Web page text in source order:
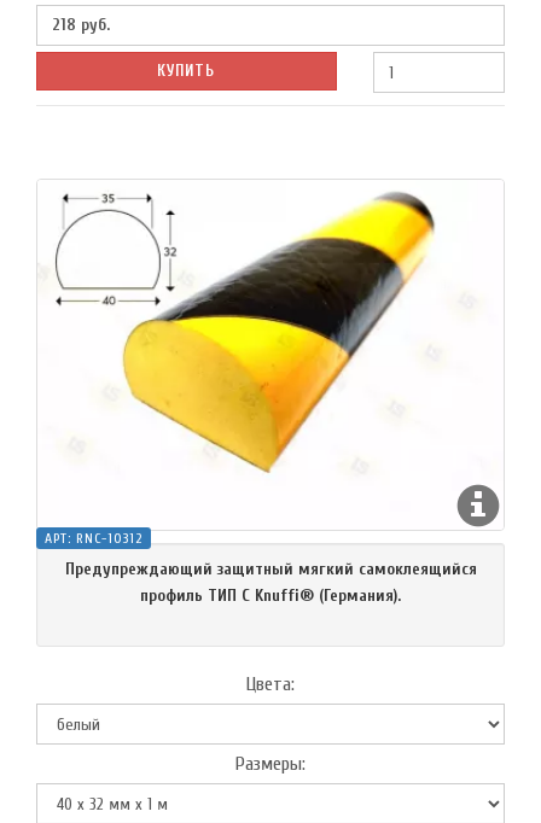
218 руб.
КУПИТЬ
АРТ: RNC-10312
Предупреждающий защитный мягкий самоклеящийся
профиль ТИП C Knuffi® (Германия).
Цвета:
Размеры: